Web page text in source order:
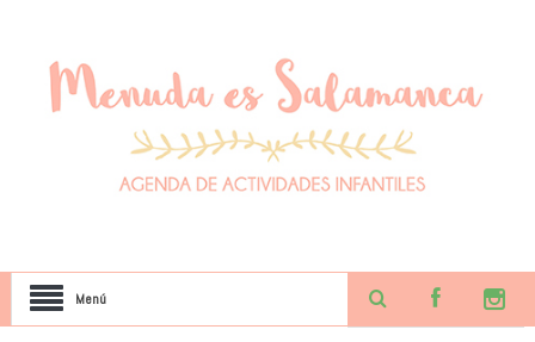
Menú